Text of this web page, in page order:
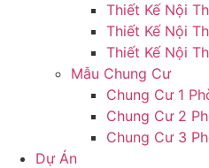
Thiết Kế Nội
Thiết Kế Nội
Thiết Kế Nội
Mẫu Chung Cư
Chung Cư 1
Chung Cư 2
Chung Cư 3
Dự Án